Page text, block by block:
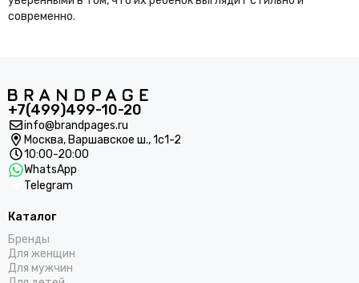
современно.
+7(499)499-10-20
info@brandpages.ru
Москва, Варшавское ш., 1с1-2
10:00-20:00
WhatsApp
Telegram
Каталог
Бренды
Для женщин
Для мужчин